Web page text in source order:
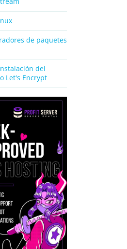
de paquetes
del
Let's Encrypt